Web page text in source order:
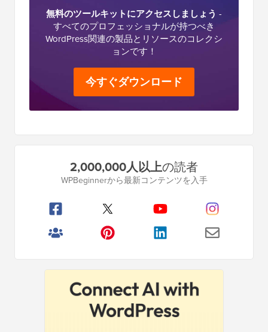
無料のツールキットにアクセスしましょう -
すべてのプロフェッショナルが持つべき
WordPress関連の製品とリソースのコレクシ
ョンです！
今すぐダウンロード
イ
2,000,000人以上の読者
WPBeginnerから最新コンテンツを入手